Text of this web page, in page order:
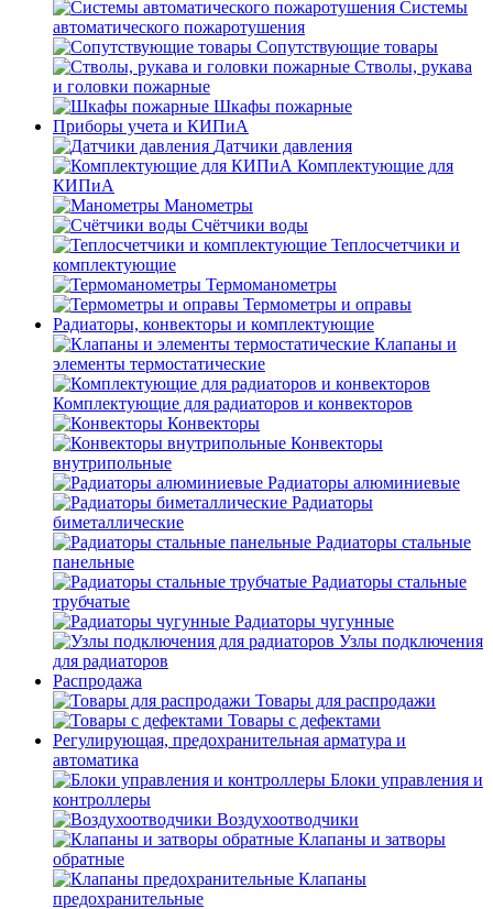
Системы
автоматического пожаротушения
Сопутствующие товары
Стволы, рукава
и головки пожарные
Шкафы пожарные
Приборы учета и КИПиА
Датчики давления
Комплектующие для
КИПиА
Манометры
Счётчики воды
Теплосчетчики и
комплектующие
Термоманометры
Термометры и оправы
Радиаторы, конвекторы и комплектующие
Клапаны и
элементы термостатические
Комплектующие для радиаторов и конвекторов
Конвекторы
Конвекторы
внутрипольные
Радиаторы алюминиевые
Радиаторы
биметаллические
Радиаторы стальные
панельные
Радиаторы стальные
трубчатые
Радиаторы чугунные
Узлы подключения
для радиаторов
Распродажа
Товары для распродажи
Товары с дефектами
Регулирующая, предохранительная арматура и
автоматика
Блоки управления и
контроллеры
Воздухоотводчики
Клапаны и затворы
обратные
Клапаны
предохранительные